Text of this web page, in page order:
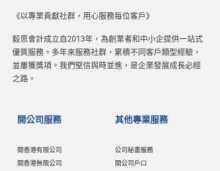
《以專業貢獻社群，用心服務每位客戶》
毅思會計成立自2013年，為創業者和中小企提供一站式
優質服務。多年來服務社群，累積不同客戶類型經驗，
並屢獲獎項。我們堅信與時並進，是企業發展成長必經
之路。
開公司服務
開香港有限公司
開香港無限公司
其他專業服務
公司秘書服務
開公司戶口